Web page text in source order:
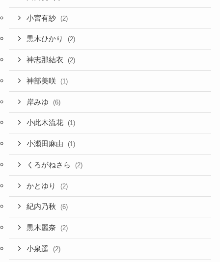
小宮有紗 (2)
黒木ひかり (2)
神志那結衣 (2)
神部美咲 (1)
岸みゆ (6)
小此木流花 (1)
小瀬田麻由 (1)
くろがねさら (2)
かとゆり (2)
紀内乃秋 (6)
黒木麗奈 (2)
小泉遥 (2)